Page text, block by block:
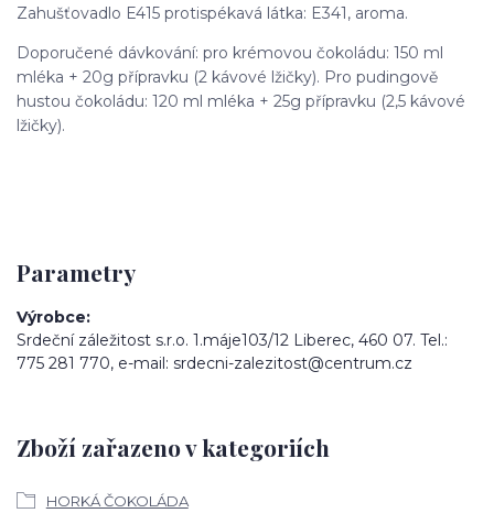
Zahušťovadlo E415 protispékavá látka: E341, aroma.
Doporučené dávkování: pro krémovou čokoládu: 150 ml
mléka + 20g přípravku (2 kávové lžičky). Pro pudingově
hustou čokoládu: 120 ml mléka + 25g přípravku (2,5 kávové
lžičky).
Parametry
Výrobce
Srdeční záležitost s.r.o. 1.máje103/12 Liberec, 460 07. Tel.:
775 281 770, e-mail: srdecni-zalezitost@centrum.cz
Zboží zařazeno v kategoriích
HORKÁ ČOKOLÁDA